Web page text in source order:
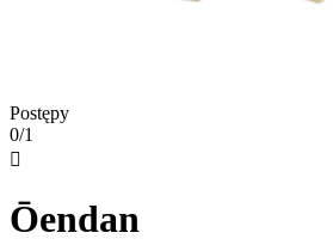
Postępy
0/1

Ōendan